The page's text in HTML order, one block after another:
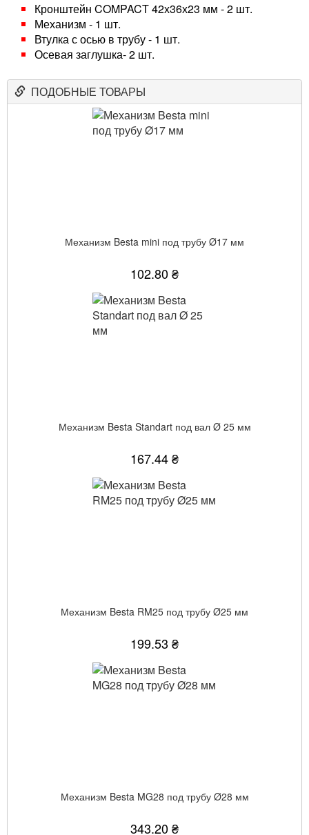
Кронштейн COMPACT 42х36х23 мм - 2 шт.
Механизм - 1 шт.
Втулка с осью в трубу - 1 шт.
Осевая заглушка- 2 шт.
ПОДОБНЫЕ ТОВАРЫ
Механизм Besta mini под трубу Ø17 мм
102.80 ₴
Механизм Besta Standart под вал Ø 25 мм
167.44 ₴
Механизм Besta RM25 под трубу Ø25 мм
199.53 ₴
Механизм Besta MG28 под трубу Ø28 мм
343.20 ₴